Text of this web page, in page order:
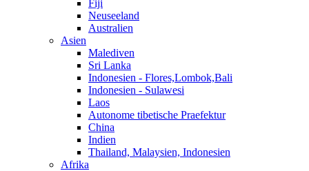
Fiji
Neuseeland
Australien
Asien
Malediven
Sri Lanka
Indonesien - Flores,Lombok,Bali
Indonesien - Sulawesi
Laos
Autonome tibetische Praefektur
China
Indien
Thailand, Malaysien, Indonesien
Afrika